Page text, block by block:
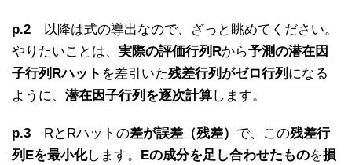
p.2 以降は式の導出なので、ざっと眺めてください。
やりたいことは、 実際の評価行列Rから予測の潜在因
子行列Rハット を差引いた残差行列がゼロ行列 になる
ように、 潜在因子行列を逐次計算します。
p.3 RとRハットの差が誤差（残差） で、この残差行
列Eを最小化します。 Eの成分を足し合わせたものを損